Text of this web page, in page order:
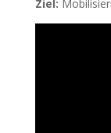
Ziel: